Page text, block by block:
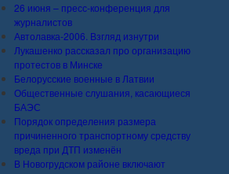
26 июня – пресс-конференция для
журналистов
Автолавка-2006. Взгляд изнутри
Лукашенко рассказал про организацию
протестов в Минске
Белорусские военные в Латвии
Общественные слушания, касающиеся
БАЭС
Порядок определения размера
причиненного транспортному средству
вреда при ДТП изменён
В Новогрудском районе включают